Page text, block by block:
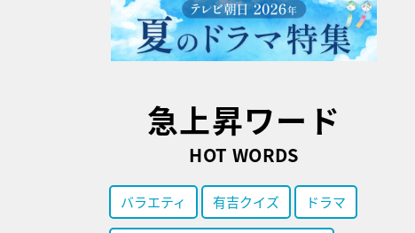
急上昇ワード
HOT WORDS
バラエティ 有吉クイズ ドラマ